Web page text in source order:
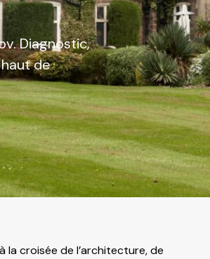
Diagnostic,
de
la croisée de l’architecture, de